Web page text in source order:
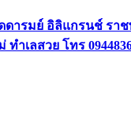
ารมย์ อิลิแกรนช์ รา
ำเลสวย โทร